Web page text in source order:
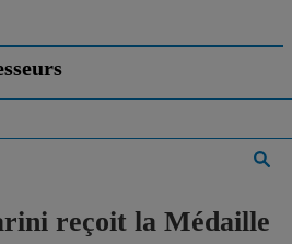
reçoit la Médaille